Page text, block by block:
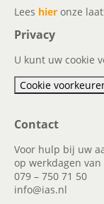
Lees hier onze
Privacy
U kunt uw cookie
Cookie
Contact
Voor hulp bij uw
op werkdagen
079 – 750 71 50
info@ias.nl